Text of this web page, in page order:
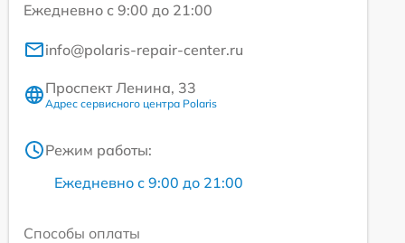
Ежедневно с 9:00 до 21:00
info@polaris-repair-center.ru
Проспект Ленина, 33
Адрес сервисного центра Polaris
Режим работы:
Ежедневно с 9:00 до 21:00
Способы оплаты